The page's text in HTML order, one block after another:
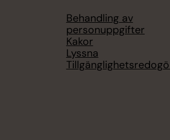
Behandling av
personuppgifter
Kakor
Lyssna